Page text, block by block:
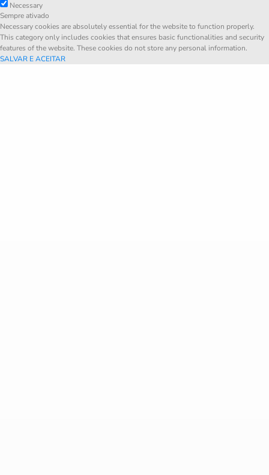
Necessary
Sempre ativado
Necessary cookies are absolutely essential for the website to function properly.
This category only includes cookies that ensures basic functionalities and security
features of the website. These cookies do not store any personal information.
SALVAR E ACEITAR